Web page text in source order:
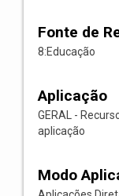
Fonte de
8:Educação
Aplicação
GERAL -
aplicação
Modo